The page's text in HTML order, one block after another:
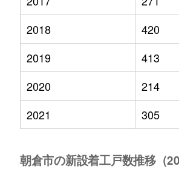
2018
420
2019
413
2020
214
2021
305